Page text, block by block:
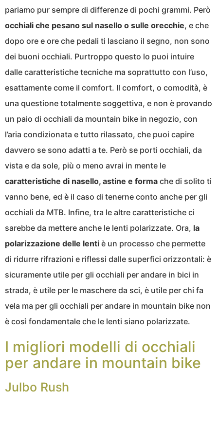
pariamo pur sempre di differenze di pochi grammi. Però
occhiali che pesano sul nasello o sulle orecchie, e che
dopo ore e ore che pedali ti lasciano il segno, non sono
dei buoni occhiali. Purtroppo questo lo puoi intuire
dalle caratteristiche tecniche ma soprattutto con l’uso,
esattamente come il comfort. Il comfort, o comodità, è
una questione totalmente soggettiva, e non è provando
un paio di occhiali da mountain bike in negozio, con
l’aria condizionata e tutto rilassato, che puoi capire
davvero se sono adatti a te. Però se porti occhiali, da
vista e da sole, più o meno avrai in mente le
caratteristiche di nasello, astine e forma che di solito ti
vanno bene, ed è il caso di tenerne conto anche per gli
occhiali da MTB. Infine, tra le altre caratteristiche ci
sarebbe da mettere anche le lenti polarizzate. Ora, la
polarizzazione delle lenti è un processo che permette
di ridurre rifrazioni e riflessi dalle superfici orizzontali: è
sicuramente utile per gli occhiali per andare in bici in
strada, è utile per le maschere da sci, è utile per chi fa
vela ma per gli occhiali per andare in mountain bike non
è così fondamentale che le lenti siano polarizzate.
I migliori modelli di occhiali
per andare in mountain bike
Julbo Rush